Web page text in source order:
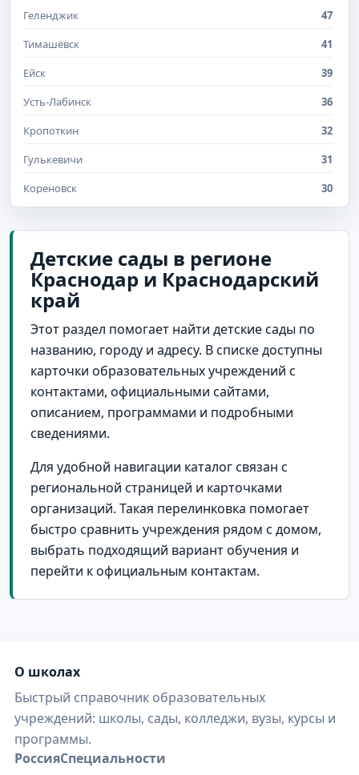
Геленджик
47
Тимашёвск
41
Ейск
39
Усть-Лабинск
36
Кропоткин
32
Гулькевичи
31
Кореновск
30
Краснодар и Краснодарский край
Лабинск
станица Ленинградская
станица Каневская
Темрюк
Курганинск
Славянск-на-Кубани
станица Павловская
станица Кущевская
Апшеронск
Хадыженск
станица Динская
Абинск
Новокубанск
Детские сады в регионе
Краснодар и Краснодарский
край
Этот раздел помогает найти детские сады по
названию, городу и адресу. В списке доступны
карточки образовательных учреждений с
контактами, официальными сайтами,
описанием, программами и подробными
сведениями.
Для удобной навигации каталог связан с
региональной страницей и карточками
организаций. Такая перелинковка помогает
быстро сравнить учреждения рядом с домом,
выбрать подходящий вариант обучения и
перейти к официальным контактам.
О школах
Быстрый справочник образовательных
учреждений: школы, сады, колледжи, вузы, курсы и
программы.
РоссияСпециальности